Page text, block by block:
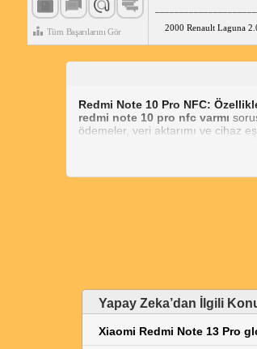
Tüm Başarılarını Gör
2000 Renault Laguna
Redmi Note 10 Pro NFC:
redmi note 10 pro nfc varmı
ödemeler, veri aktarımı ve cihaz
diye
aç (örneğin, Google Pay).
redmi note 10 pro nfc
özelliği,
sorunlarını giderebilirsin.
Yapay Zeka’dan İlgili
Xiaomi Redmi Note 13 Pro